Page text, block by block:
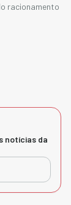
racionamento
notícias da